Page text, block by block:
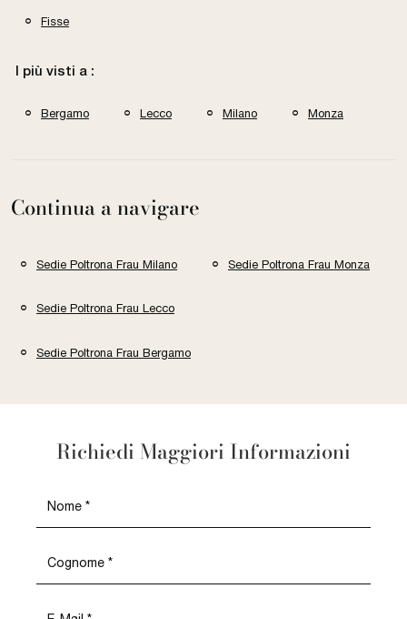
Fisse
I più visti a :
Bergamo Lecco Milano Monza
Continua a navigare
Sedie Poltrona Frau Milano Sedie Poltrona Frau Monza
Sedie Poltrona Frau Lecco
Sedie Poltrona Frau Bergamo
Richiedi Maggiori Informazioni